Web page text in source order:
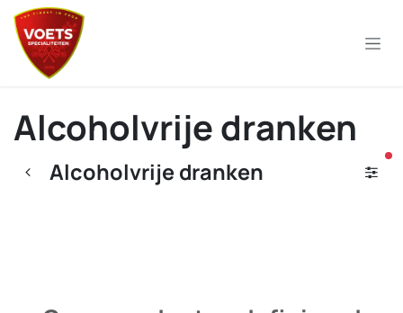
Overslaan naar inhoud
Alcoholvrije dranken
Alcoholvrije dranken